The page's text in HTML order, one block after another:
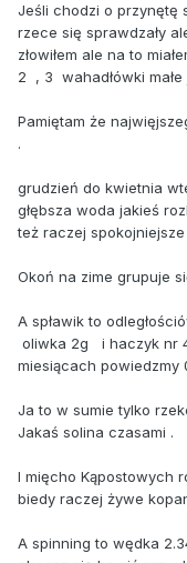
Jeśli chodzi o przynętę
rzece się sprawdzały
złowiłem ale na to
2 , 3 wahadłówki
Pamiętam że
.
grudzień do kwietnia
głębsza woda jakieś
też raczej
Okoń na zime grupuje
A spławik to
oliwka 2g i haczyk nr
miesiącach
Ja to w sumie tylko
Jakaś solina czasami .
I mięcho Kąpostowych
biedy raczej żywe
A spinning to wędka